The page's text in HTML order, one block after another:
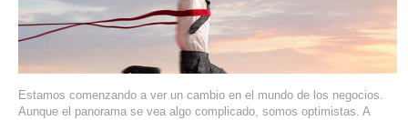
SERVIDORES DEDICADOS
PAGINAS WEB PARA NEGOCIOS
Estamos comenzando a ver un cambio en el mundo de los negocios.
Aunque el panorama se vea algo complicado, somos optimistas. A